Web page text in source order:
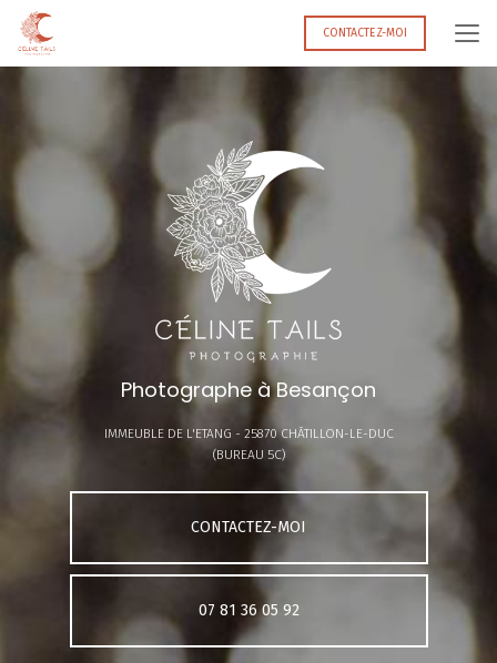
Aller
contenu
CONTACTEZ-MOI
Photographe à Besançon
IMMEUBLE DE L'ETANG - 25870 CHÂTILLON-LE-DUC
(BUREAU 5C)
CONTACTEZ-MOI
07 81 36 05 92